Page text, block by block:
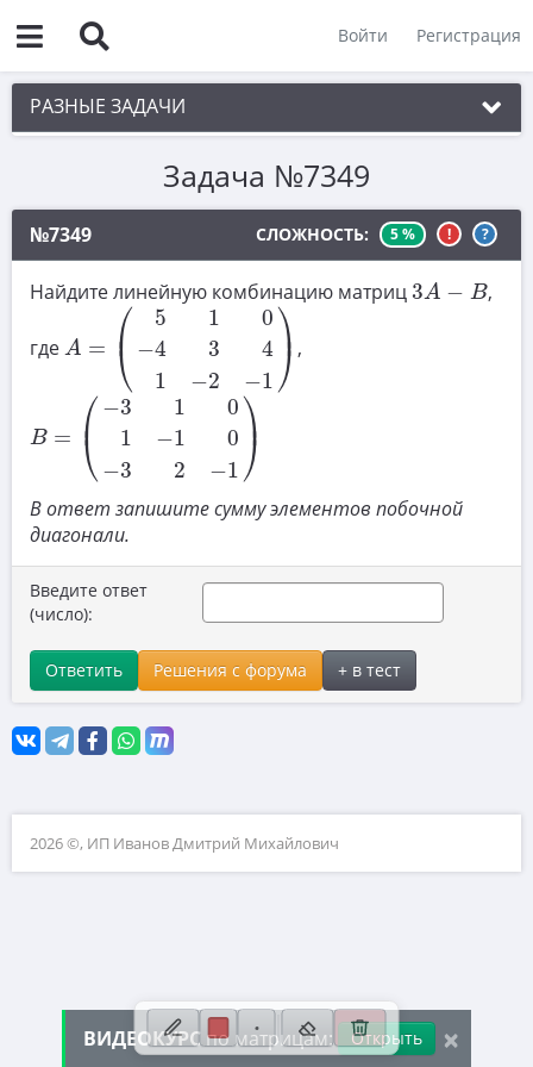
Войти Регистрация
РАЗНЫЕ ЗАДАЧИ
2. Делимость
3. Игры
4. Комбинаторика
5. Текстовые задачи
6. Вычисления
7. Уравнения
8. Планиметрия
9. Стереометрия
10. Матрицы
11. Устаревшие задачи ЕГЭ и ОГЭ
12. Натуральные числа
13. Теория вероятностей
14. Сканави
16. Загруженные задачи
17. Физика (нужен волонтёр для добавления задач)
Задача №7349
№7349 СЛОЖНОСТЬ: 5 % ! ?
Найдите линейную комбинацию матриц3A − B
3 A ,
где A = ⎛
⎜
⎝
5 1
0
−4 3
4
1
−2 −1
⎞⎟
⎠
A=(510−4341−2−1)
,
B = ⎛
⎜
⎝
−3 1
0
1
−1
0
−3 2 −1
⎞
⎟
⎠
1 1− 0 − − 1)
В ответ запишите сумму элементов побочной
диагонали.
Введите ответ
(число):
Ответить Решения с форума + в тест
2026 ©, ИП Иванов Дмитрий Михайлович
×
ВИДЕОКУРСпо матрицам: Открыть